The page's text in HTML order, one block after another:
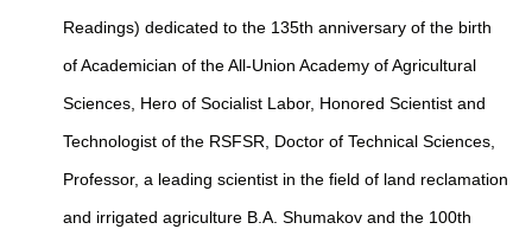
Readings) dedicated to the 135th anniversary of the birth
of Academician of the All-Union Academy of Agricultural
Sciences, Hero of Socialist Labor, Honored Scientist and
Technologist of the RSFSR, Doctor of Technical Sciences,
Professor, a leading scientist in the field of land reclamation
and irrigated agriculture B.A. Shumakov and the 100th